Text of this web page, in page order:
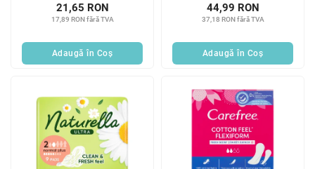
17,89 RON fără TVA
21,65 RON
Adaugă în Coş
37,18 RON fără TVA
44,99 RON
Adaugă în Coş